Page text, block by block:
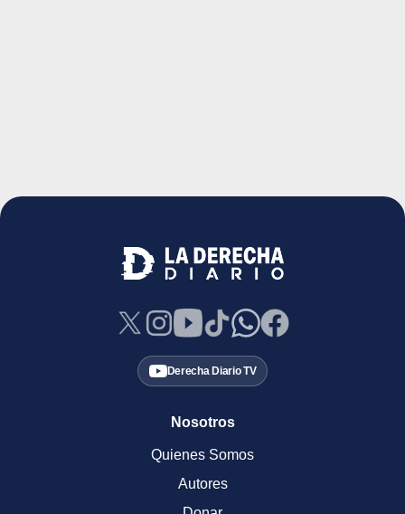
Derecha Diario TV
Nosotros
Quienes Somos
Autores